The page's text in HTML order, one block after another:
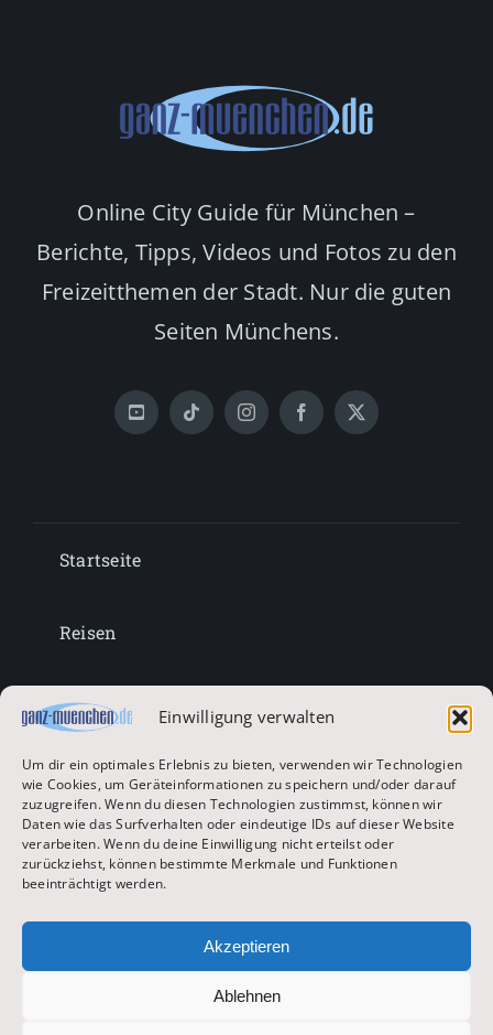
Einwilligung verwalten
Um dir ein optimales Erlebnis zu bieten, verwenden wir Technologien
wie Cookies, um Geräteinformationen zu speichern und/oder darauf
zuzugreifen. Wenn du diesen Technologien zustimmst, können wir
Daten wie das Surfverhalten oder eindeutige IDs auf dieser Website
verarbeiten. Wenn du deine Einwilligung nicht erteilst oder
zurückziehst, können bestimmte Merkmale und Funktionen
beeinträchtigt werden.
Akzeptieren
Ablehnen
Online City Guide für München –
Berichte, Tipps, Videos und Fotos zu den
Freizeitthemen der Stadt. Nur die guten
Seiten Münchens.
Startseite
Reisen
Lifestyle
Entertainment
Oktoberfest & Volksfeste
Zur Hauptseite